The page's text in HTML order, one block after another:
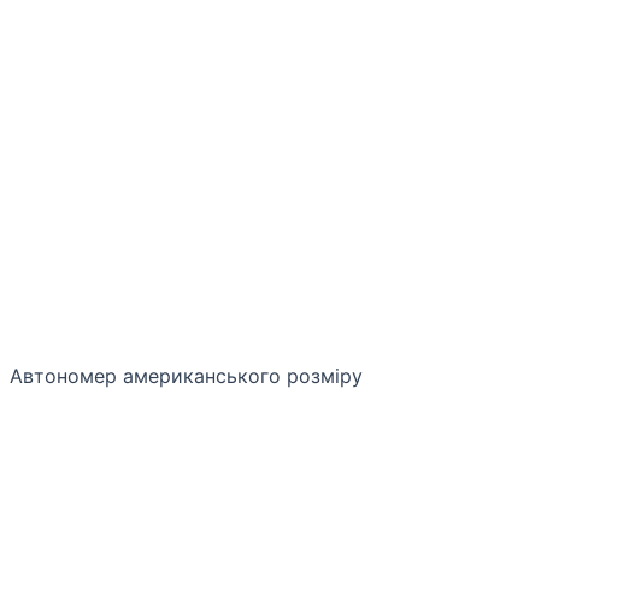
Автономер американського розміру